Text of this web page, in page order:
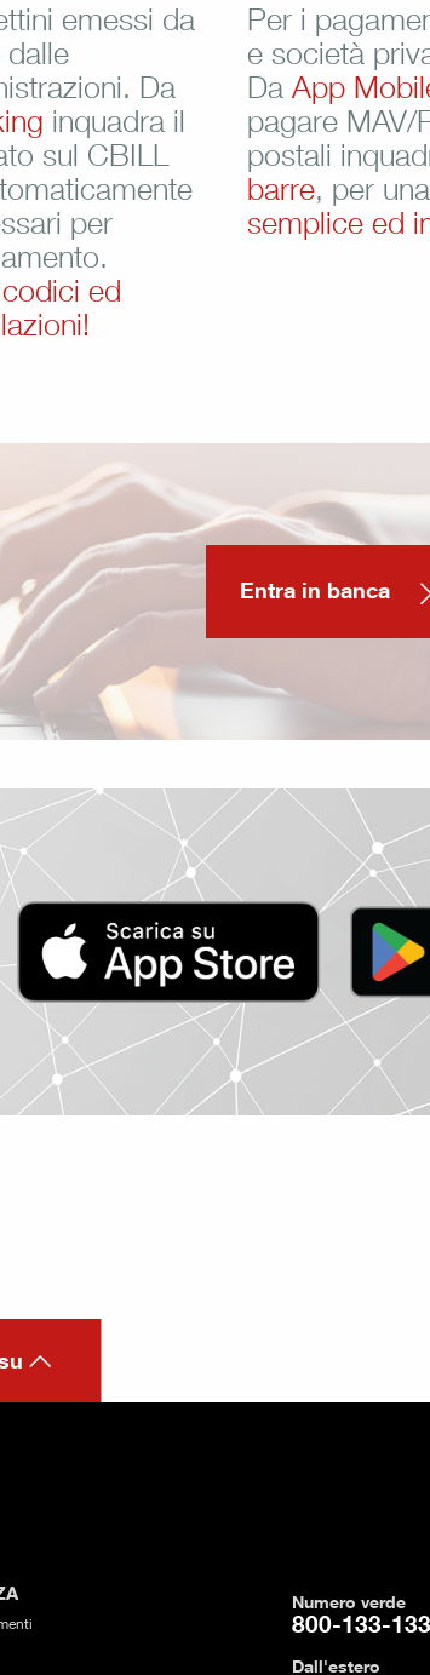
emessi da
dalle
Da
inquadra il
sul CBILL
per
ed
Per i
e società
Da App
pagare MAV/
postali
barre, per una
semplice ed
Entra in banca
Numero verde
800-133-133
Dall'estero